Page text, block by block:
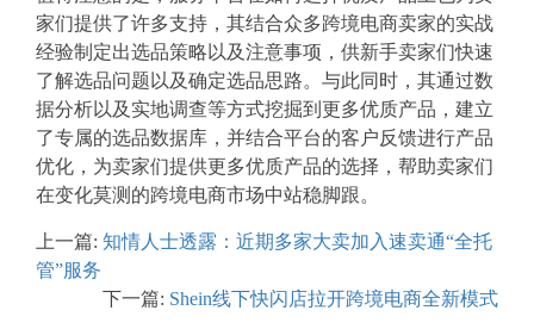
家们提供了许多支持，其结合众多跨境电商卖家的实战
经验制定出选品策略以及注意事项，供新手卖家们快速
了解选品问题以及确定选品思路。与此同时，其通过数
据分析以及实地调查等方式挖掘到更多优质产品，建立
了专属的选品数据库，并结合平台的客户反馈进行产品
优化，为卖家们提供更多优质产品的选择，帮助卖家们
在变化莫测的跨境电商市场中站稳脚跟。
上一篇: 知情人士透露：近期多家大卖加入速卖通“全托
管”服务
下一篇: Shein线下快闪店拉开跨境电商全新模式